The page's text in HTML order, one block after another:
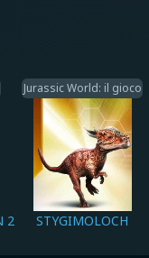
2
Jurassic World: il gioco
STYGIMOLOCH